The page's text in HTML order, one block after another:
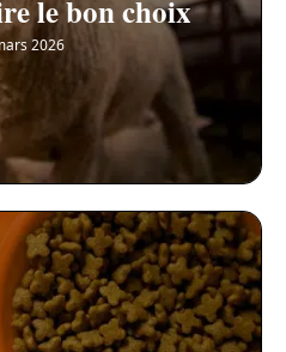
le bon choix
2026